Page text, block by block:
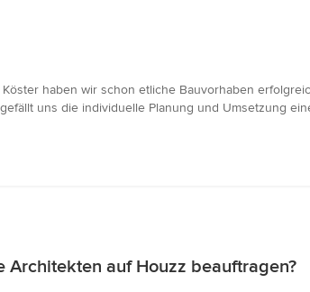
haben wir schon etliche Bauvorhaben
uns die individuelle Planung und Umsetzung
Architekten auf Houzz beauftragen?